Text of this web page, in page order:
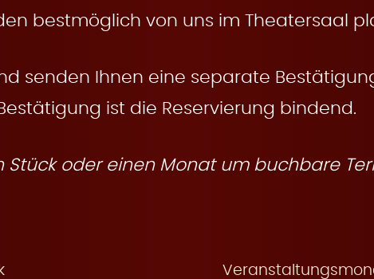
bestmöglich von uns im Theatersaal
senden Ihnen eine separate
ist die Reservierung bindend.
Stück oder einen Monat um buchbare